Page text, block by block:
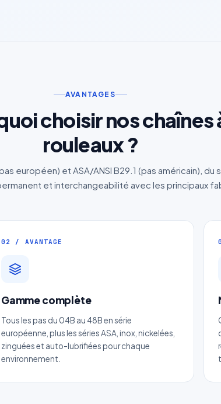
AVANTAGES
choisir nos chaînes
rouleaux ?
européen) et ASA/ANSI B29.1 (pas américain), du
et interchangeabilité avec les principaux
02 / AVANTAGE
Gamme complète
Tous les pas du 04B au 48B en série
européenne, plus les séries ASA, inox, nickelées,
zinguées et auto-lubrifiées pour chaque
environnement.
Chaine à douille renforcée
Réponse sous 24h — Sans engagement